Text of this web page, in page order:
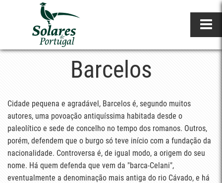
Barcelos
Cidade pequena e agradável, Barcelos é, segundo muitos
autores, uma povoação antiquíssima habitada desde o
paleolítico e sede de concelho no tempo dos romanos. Outros,
porém, defendem que o burgo só teve início com a fundação da
nacionalidade. Controversa é, de igual modo, a origem do seu
nome. Há quem defenda que vem da "barca-Celani",
eventualmente a denominação mais antiga do rio Cávado, e há